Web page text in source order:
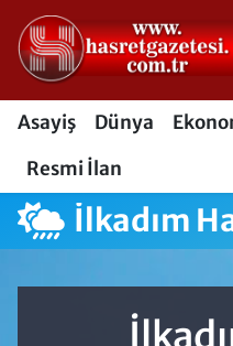
Asayiş Dünya
Resmi İlan
İlkadım
Nöbetçi Eczaneler
Hava Durumu
Trafik Yoğunluk
Lig Puan Durumu ve